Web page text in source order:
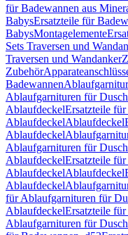
für Badewannen aus
BabysErsatzteile für
BabysMontagelemente
Sets Traversen und
Traversen und Wandanker
Zubehör
Badewannen
Ablaufgarnituren für
AblaufdeckelErsatzteile
AblaufdeckelAblaufdeckel
Ablaufdeckel
Ablaufgarnituren für
AblaufdeckelErsatzteile
AblaufdeckelAblaufdeckel
Ablaufdeckel
für Ablaufgarnituren für
AblaufdeckelErsatzteile
Ablaufgarnituren für